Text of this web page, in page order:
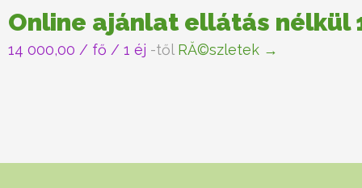
Online ajánlat ellátás nélkül
14 000,00 / fő / 1 éj -től RĂ©szletek →